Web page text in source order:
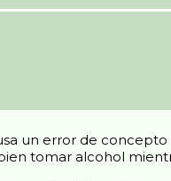
un error de concepto
tomar alcohol